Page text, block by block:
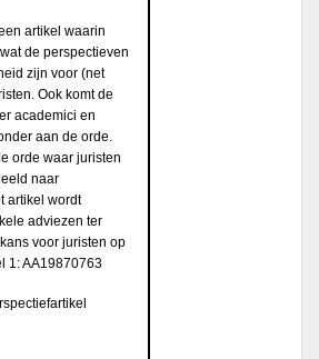
artikel waarin
de perspectieven
zijn voor (net
Ook komt de
academici en
aan de orde.
orde waar juristen
naar
artikel wordt
adviezen ter
voor juristen op
1:AA19870763